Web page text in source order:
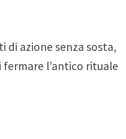
di azione senza sosta,
l’antico rituale